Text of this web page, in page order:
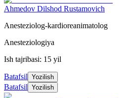
Ahmedov Dilshod Rustamovich
Anesteziolog-kardioreanimatolog
Anesteziologiya
Ish tajribasi: 15 yil
Batafsil Yozilish
Batafsil Yozilish